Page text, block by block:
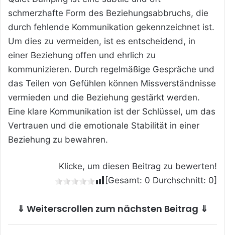
schmerzhafte Form des Beziehungsabbruchs, die
durch fehlende Kommunikation gekennzeichnet ist.
Um dies zu vermeiden, ist es entscheidend, in
einer Beziehung offen und ehrlich zu
kommunizieren. Durch regelmäßige Gespräche und
das Teilen von Gefühlen können Missverständnisse
vermieden und die Beziehung gestärkt werden.
Eine klare Kommunikation ist der Schlüssel, um das
Vertrauen und die emotionale Stabilität in einer
Beziehung zu bewahren.
Klicke, um diesen Beitrag zu bewerten!
[Gesamt: 0 Durchschnitt: 0]
⇓ Weiterscrollen zum nächsten Beitrag ⇓